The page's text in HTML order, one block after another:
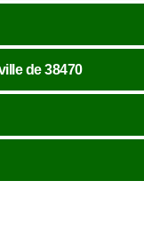
de 38470